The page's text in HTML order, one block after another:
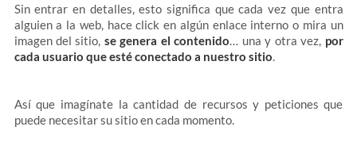
Sin entrar en detalles, esto significa que cada vez que entra
alguien a la web, hace click en algún enlace interno o mira un
imagen del sitio, se genera el contenido … una y otra vez, por
cada usuario que esté conectado a nuestro sitio
Así que imagínate la cantidad de recursos y peticiones que
puede necesitar su sitio en cada momento.